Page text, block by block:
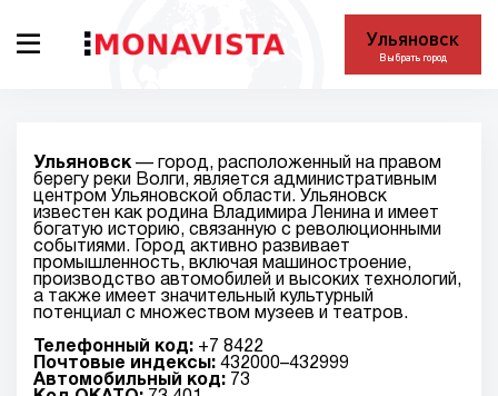
Ульяновск
Выбрать город
Ульяновск— город, расположенный на правом
берегу реки Волги, является административным
центром Ульяновской области. Ульяновск
известен как родина Владимира Ленина и имеет
богатую историю, связанную с революционными
событиями. Город активно развивает
промышленность, включая машиностроение,
производство автомобилей и высоких технологий,
а также имеет значительный культурный
потенциал с множеством музеев и театров.
Телефонный код: +7 8422
Почтовые индексы: 432000–432999
Автомобильный код: 73